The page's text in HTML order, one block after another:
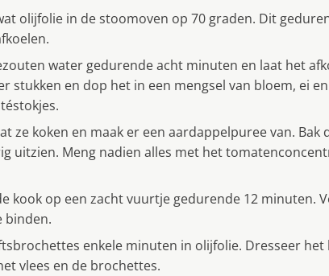
olijfolie in de stoomoven op 70 graden. Dit
water gedurende acht minuten en laat het
stukken en dop het in een mengsel van bloem, ei
ze koken en maak er een aardappelpuree van. Bak
uitzien. Meng nadien alles met het
kook op een zacht vuurtje gedurende 12 minuten.
binden.
enkele minuten in olijfolie. Dresseer
vlees en de brochettes.